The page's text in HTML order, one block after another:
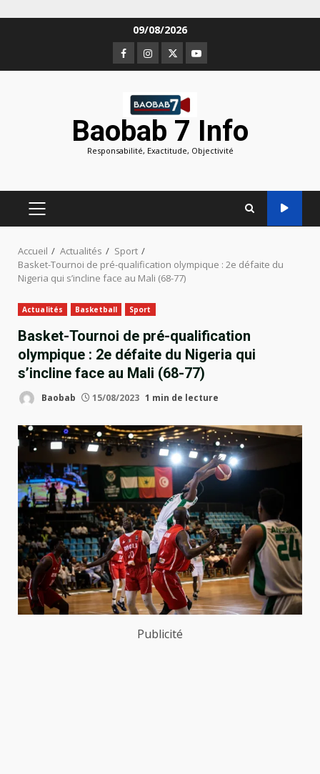
09/08/2026
Facebook
Instagram
TwitterYoutube
Baobab 7 Info
Responsabilité, Exactitude, Objectivité
MENU
PRINCIPAL
Accueil Actualités
Sport
Basket-Tournoi de pré-qualification olympique : 2e défaite du
Nigeria qui s’incline face au Mali (68-77)
Actualités Basketball Sport
Basket-Tournoi de pré-qualification
olympique : 2e défaite du Nigeria qui
s’incline face au Mali (68-77)
Baobab 15/08/2023 1 min de lecture
Publicité